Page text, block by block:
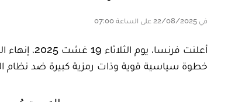
في 22/08/2025 على الساعة 07:00
أعلنت
خطوة سياسية قوية وذات رمزية كبيرة ضد نظام